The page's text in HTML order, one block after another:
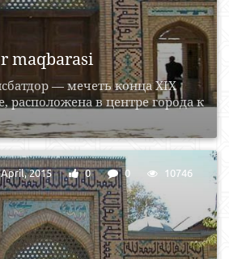
maqbarasi
— мечеть конца XIX
расположена в центре города к
2015 0 0 10746